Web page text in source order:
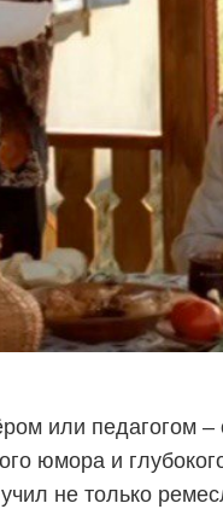
или педагогом
юмора и
не только